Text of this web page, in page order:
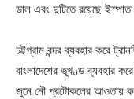
ডাল এবং দুটিতে রয়েছে ইস্পাত
চট্টগ্রাম বন্দর ব্যবহার করে
বাংলাদেশের ভূখণ্ড ব্যবহার
জুনে নৌ প্রটোকলের আওতায়